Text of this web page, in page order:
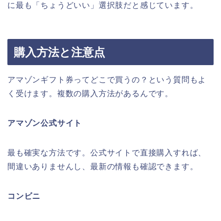
に最も「ちょうどいい」選択肢だと感じています。
購入方法と注意点
アマゾンギフト券ってどこで買うの？という質問もよ
く受けます。複数の購入方法があるんです。
アマゾン公式サイト
最も確実な方法です。公式サイトで直接購入すれば、
間違いありませんし、最新の情報も確認できます。
コンビニ